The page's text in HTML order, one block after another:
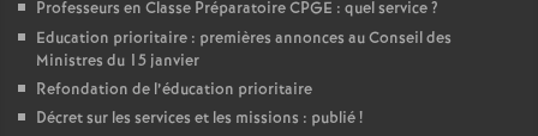
r
Professeurs en Classe Préparatoire CPGE : quel service?
Education prioritaire : premières annonces au Conseil des
Ministres du 15 janvier
Refondation de l’éducation prioritaire
Décret sur les services et les missions : publié!